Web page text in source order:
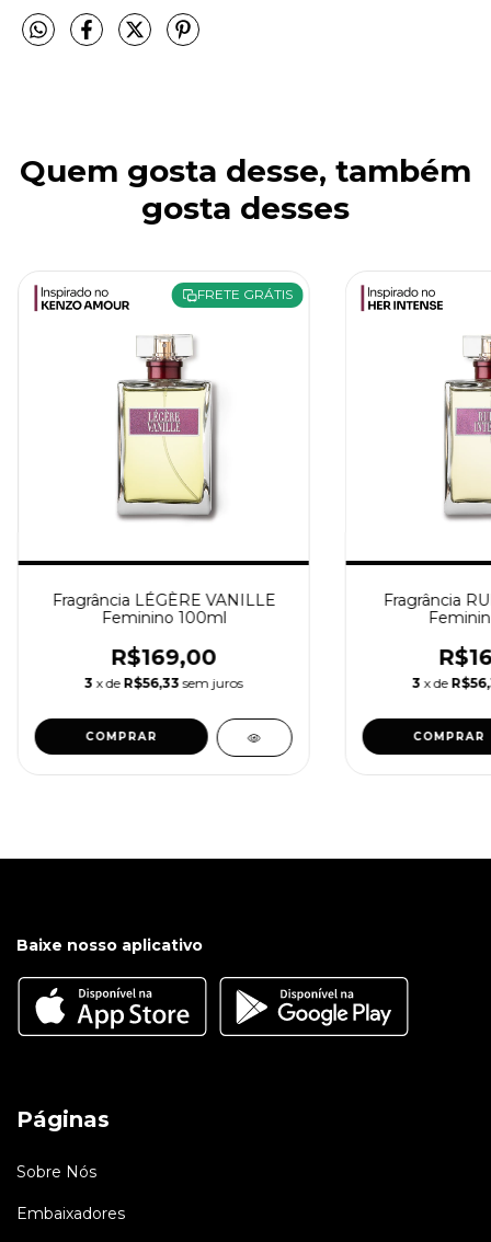
Quem gosta desse, também
gosta desses
FRETE GRÁTIS
Fragrância LÉGÈRE VANILLE
Feminino 100ml
R$169,00
3 x de R$56,33 sem juros
COMPRAR
Fragrância
3 x de
COMPRAR
Baixe nosso aplicativo
Páginas
Sobre Nós
Embaixadores